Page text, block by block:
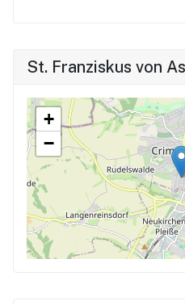
St. Franziskus von
+
−